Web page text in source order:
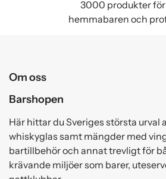
3000 produkter
hemmabaren och
Om oss
Barshopen
Här hittar du Sveriges största urval
whiskyglas samt mängder med
bartillbehör och annat trevligt för
krävande miljöer som barer,